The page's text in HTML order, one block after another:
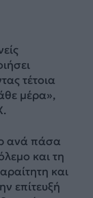
τέτοια
μέρα»,
ανά πάσα
και τη
και
επίτευξή